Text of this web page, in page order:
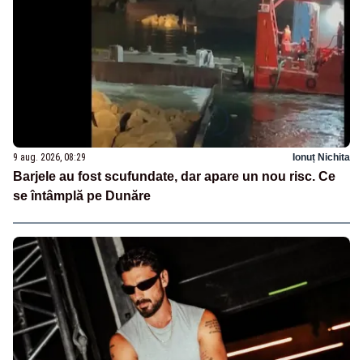
9 aug. 2026, 08:29 Ionuț Nichita
Barjele au fost scufundate, dar apare un nou risc. Ce
se întâmplă pe Dunăre